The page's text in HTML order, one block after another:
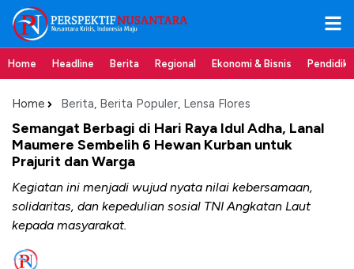
Home Headline Berita Regional Ekonomi & Bisnis
Home Berita, Berita Populer, Lensa Flores
Semangat Berbagi di Hari Raya Idul Adha, Lanal
Maumere Sembelih 6 Hewan Kurban untuk
Prajurit dan Warga
Kegiatan ini menjadi wujud nyata nilai kebersamaan,
solidaritas, dan kepedulian sosial TNI Angkatan Laut
kepada masyarakat.